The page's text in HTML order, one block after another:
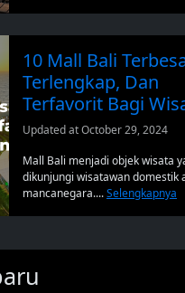
10 Mall Bali
Terlengkap, Dan
Terfavorit Bagi
Updated at October 29, 2024
Mall Bali menjadi objek wisata
dikunjungi wisatawan domestik
mancanegara....Selengkapnya